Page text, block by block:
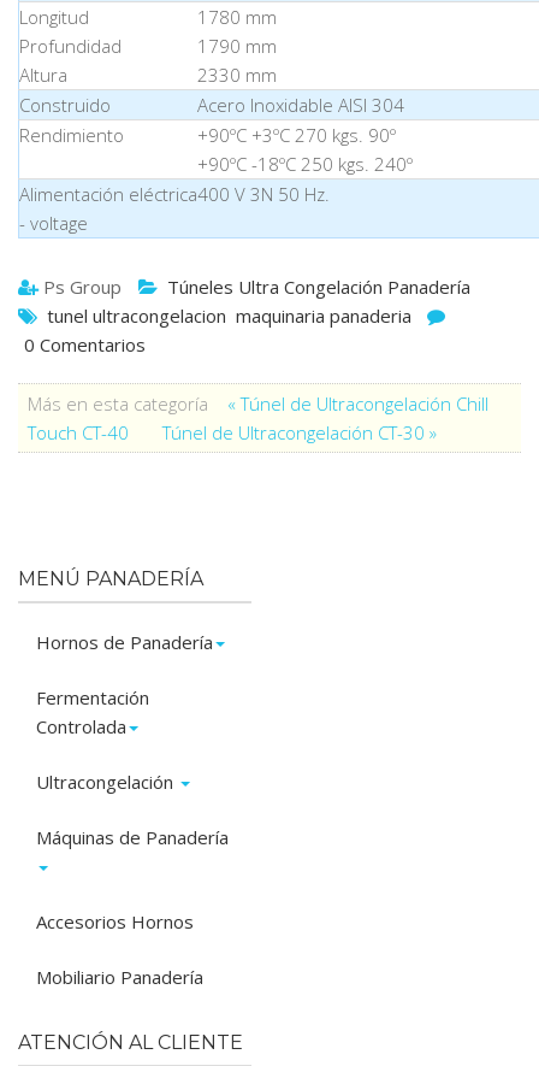
Longitud
Profundidad
Altura
1780 mm
1790 mm
2330 mm
Construido
Acero Inoxidable AISI 304
Rendimiento
+90ºC +3ºC 270 kgs. 90º
+90ºC -18ºC 250 kgs. 240º
Alimentación eléctrica
- voltage
400 V 3N 50 Hz.
Ps Group
Túneles Ultra Congelación Panadería
tunel ultracongelacion maquinaria panaderia
0 Comentarios
Más en esta categoría
« Túnel de Ultracongelación Chill
Touch CT-40
Túnel de Ultracongelación CT-30 »
MENÚ PANADERÍA
Hornos de Panadería
Fermentación
Controlada
Ultracongelación
Máquinas de Panadería
Accesorios Hornos
Mobiliario Panadería
ATENCIÓN AL CLIENTE